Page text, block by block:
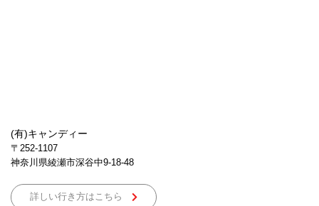
(有)キャンディー
〒252-1107
神奈川県綾瀬市深谷中9-18-48
詳しい行き方はこちら